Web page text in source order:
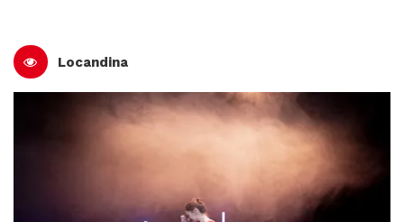
Locandina